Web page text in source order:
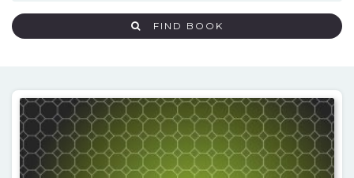
FIND BOOK